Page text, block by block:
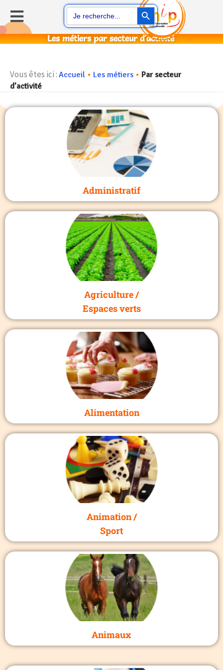
au
contenu
Menu Search
for:
Search Button
Vous êtes ici : Accueil • Les métiers • Par secteur
d’activité
Les métiers par secteur d'activité
Administratif
Agriculture /
Espaces verts
Alimentation
Animation /
Sport
Animaux